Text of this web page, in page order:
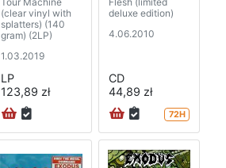
(clear vinyl with
splatters) (140
gram) (2LP)
1.03.2019
LP
123,89 zł
deluxe edition)
4.06.2010
CD
44,89 zł
72H